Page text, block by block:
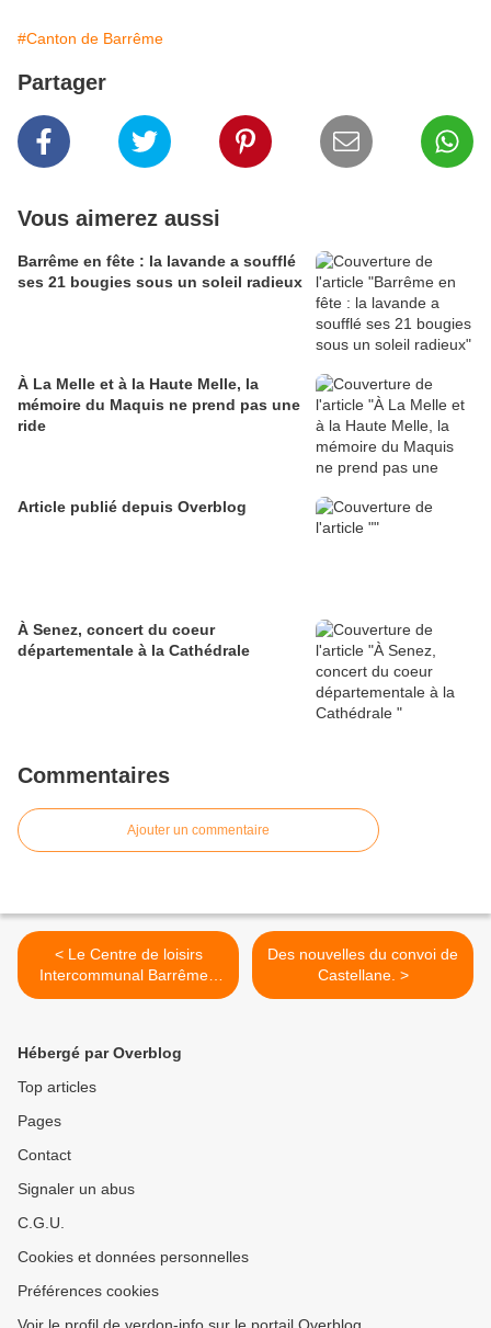
#Canton de Barrême
Partager
Vous aimerez aussi
Barrême en fête : la lavande a soufflé
ses 21 bougies sous un soleil radieux
À La Melle et à la Haute Melle, la
mémoire du Maquis ne prend pas une
ride
Article publié depuis Overblog
À Senez, concert du coeur
départementale à la Cathédrale
Commentaires
Ajouter un commentaire
< Le Centre de loisirs
Intercommunal Barrême -
Saint André ouvre à
Des nouvelles du convoi de
Castellane. >
Hébergé par Overblog
Top articles
Pages
Contact
Signaler un abus
C.G.U.
Cookies et données personnelles
Préférences cookies